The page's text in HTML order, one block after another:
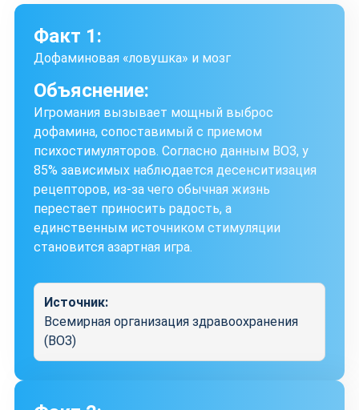
Факт 1:
Дофаминовая «ловушка» и мозг
Объяснение:
Игромания вызывает мощный выброс
дофамина, сопоставимый с приемом
психостимуляторов. Согласно данным ВОЗ, у
85% зависимых наблюдается десенситизация
рецепторов, из-за чего обычная жизнь
перестает приносить радость, а
единственным источником стимуляции
становится азартная игра.
Источник:
Всемирная организация здравоохранения
(ВОЗ)